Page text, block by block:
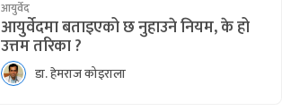
आयुर्वेद
आयुर्वेदमा बताइएको छ नुहाउने नियम, के हो
उत्तम तरिका ?
डा. हेमराज कोइराला